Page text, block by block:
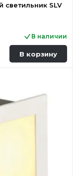
SLV
В наличии
В корзину